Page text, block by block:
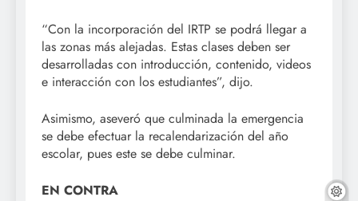
“Con la incorporación del IRTP se podrá llegar a
las zonas más alejadas. Estas clases deben ser
desarrolladas con introducción, contenido, videos
e interacción con los estudiantes”, dijo.
Asimismo, aseveró que culminada la emergencia
se debe efectuar la recalendarización del año
escolar, pues este se debe culminar.
EN CONTRA